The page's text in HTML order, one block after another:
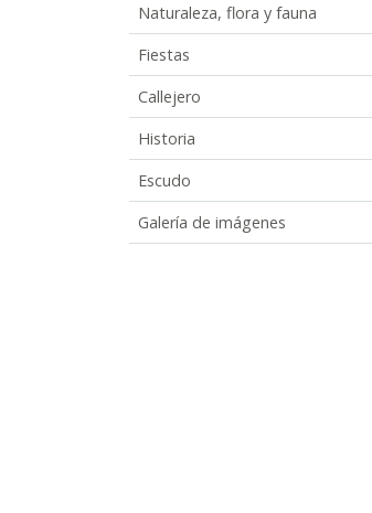
Naturaleza, flora y fauna
Fiestas
Callejero
Historia
Escudo
Galería de imágenes